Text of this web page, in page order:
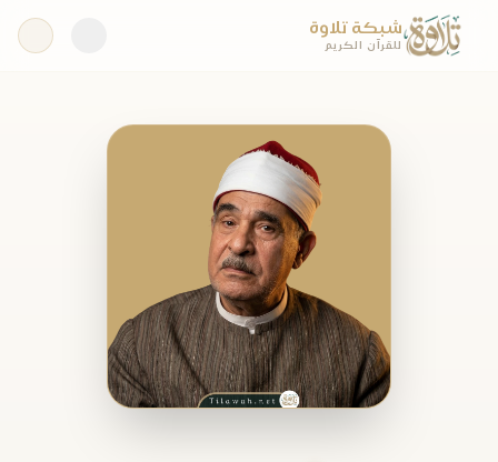
شبكة تلاوة
للقرآن الكريم